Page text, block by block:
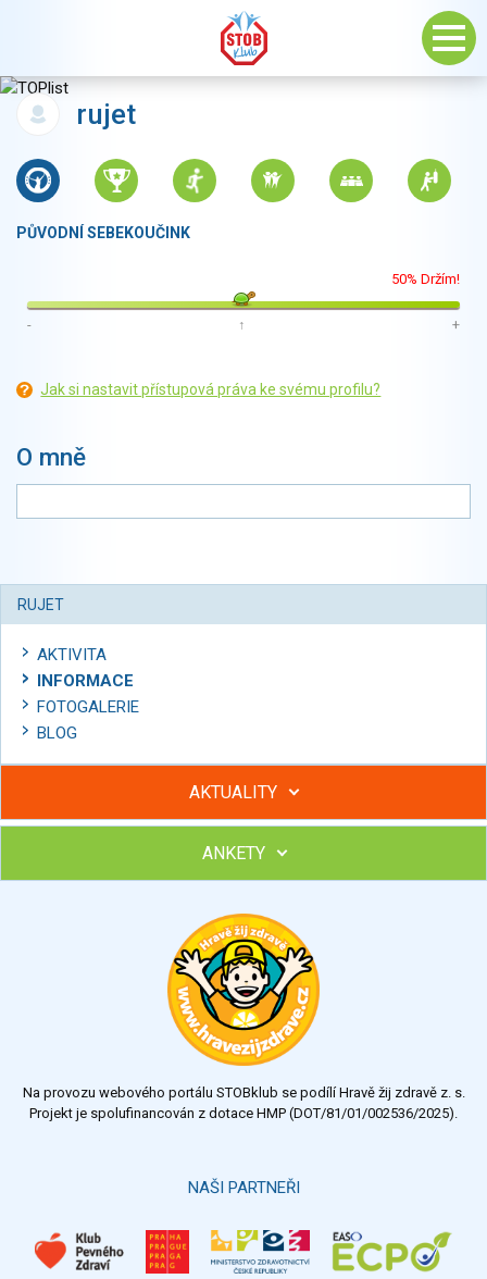
rujet
PŮVODNÍ SEBEKOUČINK
50% Držím!
- ↑ +
Jak si nastavit přístupová práva ke svému profilu?
O mně
RUJET
AKTIVITA
INFORMACE
FOTOGALERIE
BLOG
AKTUALITY
Hubněte s podporou lektorky a skupiny v kurzech STOBu
Chcete poradit s hubnutím? Najděte si odborníka STOBu ve
ANKETY
Výsledky Všechny ankety
Na provozu webového portálu STOBklub se podílí Hravě žij zdravě z. s.
Projekt je spolufinancován z dotace HMP (DOT/81/01/002536/2025).
NAŠI PARTNEŘI